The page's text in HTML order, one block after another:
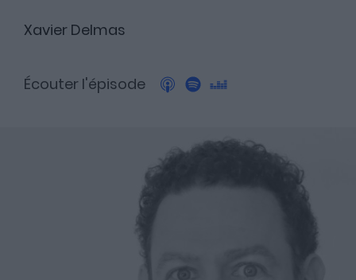
Fundora
Xavier Delmas
Écouter l'épisode